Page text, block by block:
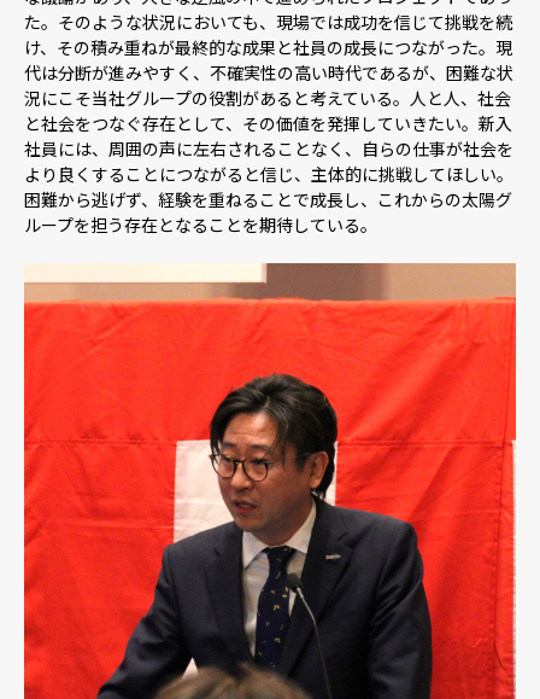
た。そのような状況においても、現場では成功を信じて挑戦を続
け、その積み重ねが最終的な成果と社員の成長につながった。現
代は分断が進みやすく、不確実性の高い時代であるが、困難な状
況にこそ当社グループの役割があると考えている。人と人、社会
と社会をつなぐ存在として、その価値を発揮していきたい。新入
社員には、周囲の声に左右されることなく、自らの仕事が社会を
より良くすることにつながると信じ、主体的に挑戦してほしい。
困難から逃げず、経験を重ねることで成長し、これからの太陽グ
ループを担う存在となることを期待している。